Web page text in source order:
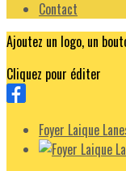
Contact
Ajoutez un logo, un
Cliquez pour éditer
Foyer Laique